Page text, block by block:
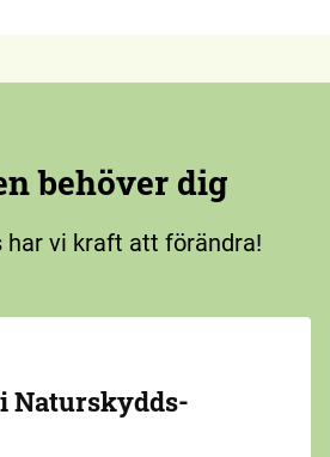
behöver dig
vi kraft att förändra!
Naturskydds­